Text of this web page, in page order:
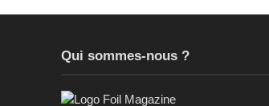
Qui sommes-nous ?